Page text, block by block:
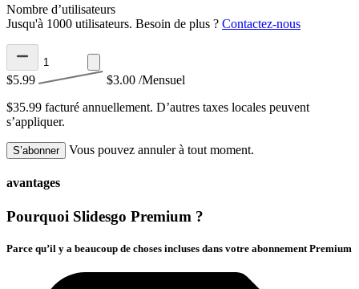
Nombre d’utilisateurs
Jusqu'à 1000 utilisateurs. Besoin de plus ? Contactez-nous
$5.99 $3.00 /Mensuel
$35.99 facturé annuellement. D’autres taxes locales peuvent
s’appliquer.
S’abonner Vous pouvez annuler à tout moment.
avantages
Pourquoi Slidesgo Premium ?
Parce qu’il y a beaucoup de choses incluses dans votre abonnement Premium